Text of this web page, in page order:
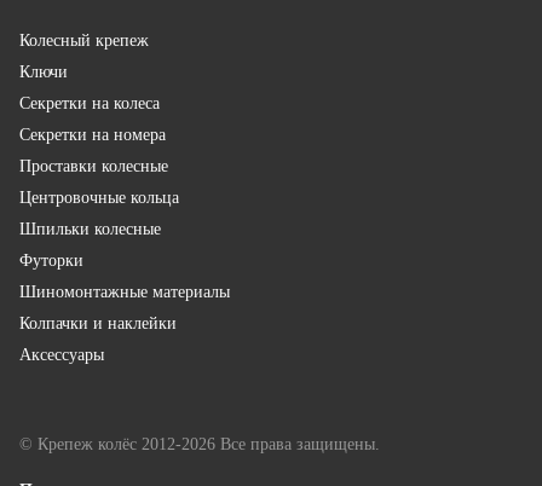
Колесный крепеж
Ключи
Секретки на колеса
Секретки на номера
Проставки колесные
Центровочные кольца
Шпильки колесные
Футорки
Шиномонтажные материалы
Колпачки и наклейки
Аксессуары
© Крепеж колёс 2012-2026 Все права защищены.